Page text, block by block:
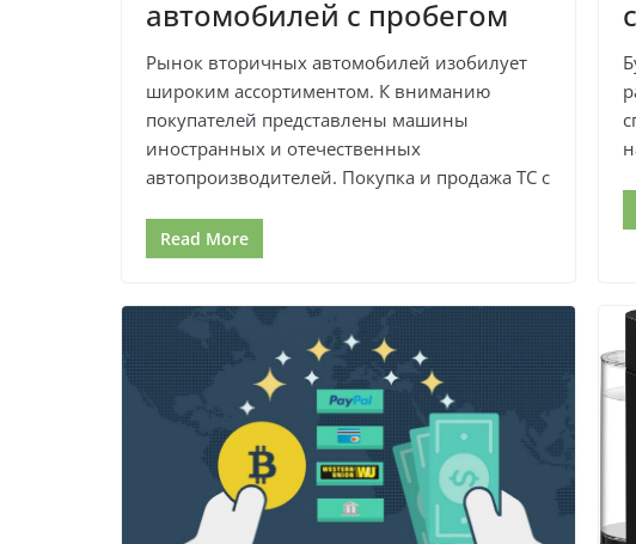
автомобилей с пробегом
Рынок вторичных автомобилей изобилует
широким ассортиментом. К вниманию
покупателей представлены машины
иностранных и отечественных
автопроизводителей. Покупка и продажа ТС с
Read More